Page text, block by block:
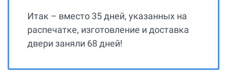
Итак – вместо 35 дней, указанных на
распечатке, изготовление и доставка
двери заняли 68 дней!